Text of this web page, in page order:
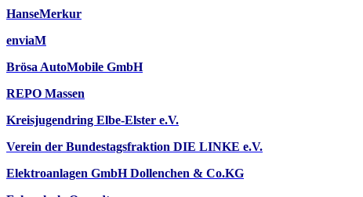
HanseMerkur
enviaM
Brösa AutoMobile GmbH
REPO Massen
Kreisjugendring Elbe-Elster e.V.
Verein der Bundestagsfraktion DIE LINKE e.V.
Elektroanlagen GmbH Dollenchen & Co.KG